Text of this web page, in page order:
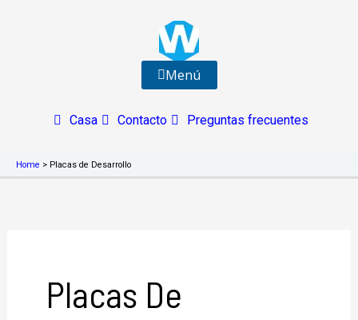
Menú
Casa Contacto Preguntas frecuentes
Home > Placas de Desarrollo
Placas De